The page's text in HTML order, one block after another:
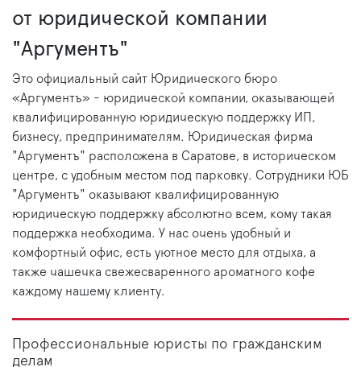
от юридической компании
"Аргументъ"
Это официальный сайт Юридического бюро
«Аргументъ» - юридической компании, оказывающей
квалифицированную юридическую поддержку ИП,
бизнесу, предпринимателям. Юридическая фирма
"Аргументъ" расположена в Саратове, в историческом
центре, с удобным местом под парковку. Сотрудники ЮБ
"Аргументъ" оказывают квалифицированную
юридическую поддержку абсолютно всем, кому такая
поддержка необходима. У нас очень удобный и
комфортный офис, есть уютное место для отдыха, а
также чашечка свежесваренного ароматного кофе
каждому нашему клиенту.
Профессиональные юристы по гражданским
делам